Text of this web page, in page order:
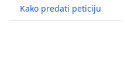
Kako predati peticiju